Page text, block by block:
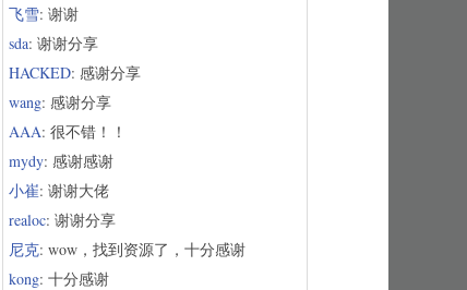
飞雪: 谢谢
sda: 谢谢分享
HACKED: 感谢分享
wang: 感谢分享
AAA: 很不错！！
mydy: 感谢感谢
小崔: 谢谢大佬
realoc: 谢谢分享
尼克: wow，找到资源了，十分感谢
kong: 十分感谢